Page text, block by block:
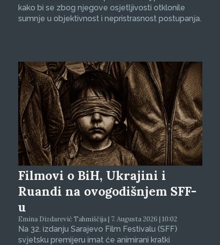
kako bi se zbog njegove osjetljivosti otklonile
sumnje u objektivnost i nepristrasnost postupanja.
Filmovi o BiH, Ukrajini i
Ruandi na ovogodišnjem SFF-
u
Emina Dizdarević Tahmiščija | 7. Augusta 2026 | 10:02
Na 32. izdanju Sarajevo Film Festivalu (SFF)
svjetsku premijeru imat će animirani kratki